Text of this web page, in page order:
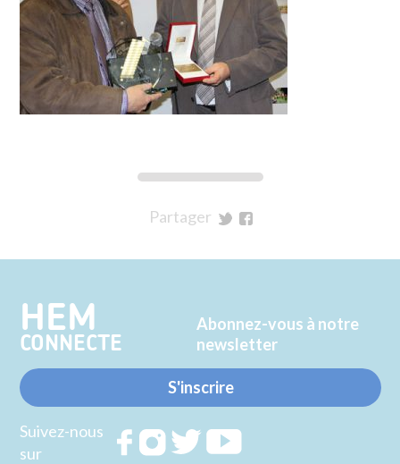
Partager
Twitter
Facebook
HEM
CONNECTE
Abonnez-vous à notre
newsletter
S'inscrire
Suivez-nous
sur
RejoignezRejoignezRejoignez